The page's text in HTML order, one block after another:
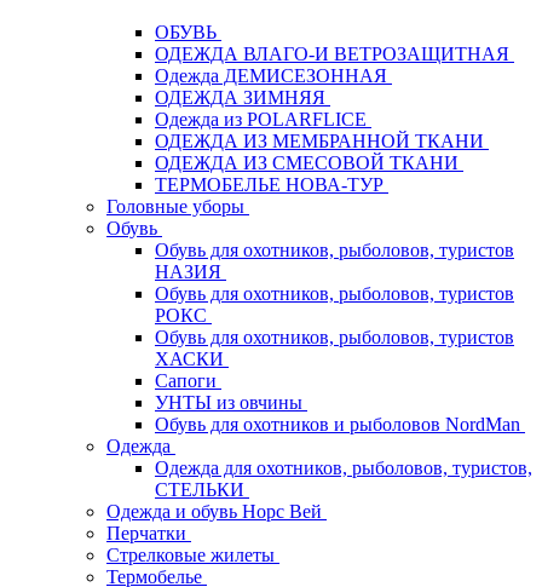
ОБУВЬ
ОДЕЖДА ВЛАГО-И ВЕТРОЗАЩИТНАЯ
Одежда ДЕМИСЕЗОННАЯ
ОДЕЖДА ЗИМНЯЯ
Одежда из POLARFLICE
ОДЕЖДА ИЗ МЕМБРАННОЙ ТКАНИ
ОДЕЖДА ИЗ СМЕСОВОЙ ТКАНИ
ТЕРМОБЕЛЬЕ НОВА-ТУР
Головные уборы
Обувь
Обувь для охотников, рыболовов, туристов
НАЗИЯ
Обувь для охотников, рыболовов, туристов
РОКС
Обувь для охотников, рыболовов, туристов
ХАСКИ
Сапоги
УНТЫ из овчины
Обувь для охотников и рыболовов NordMan
Одежда
Одежда для охотников, рыболовов, туристов,
СТЕЛЬКИ
Одежда и обувь Норс Вей
Перчатки
Стрелковые жилеты
Термобелье